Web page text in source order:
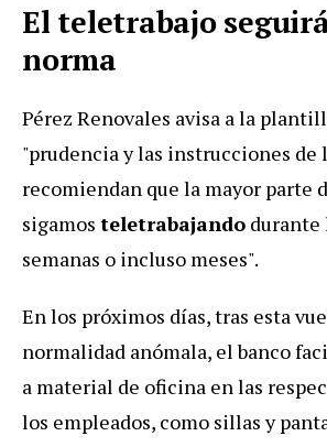
El teletrabajo
norma
Pérez Renovales avisa a la
"prudencia y las instrucciones de
recomiendan que la mayor parte
sigamos teletrabajando durante
semanas o incluso meses".
En los próximos días, tras esta
normalidad anómala, el banco
a material de oficina en las
los empleados, como sillas y